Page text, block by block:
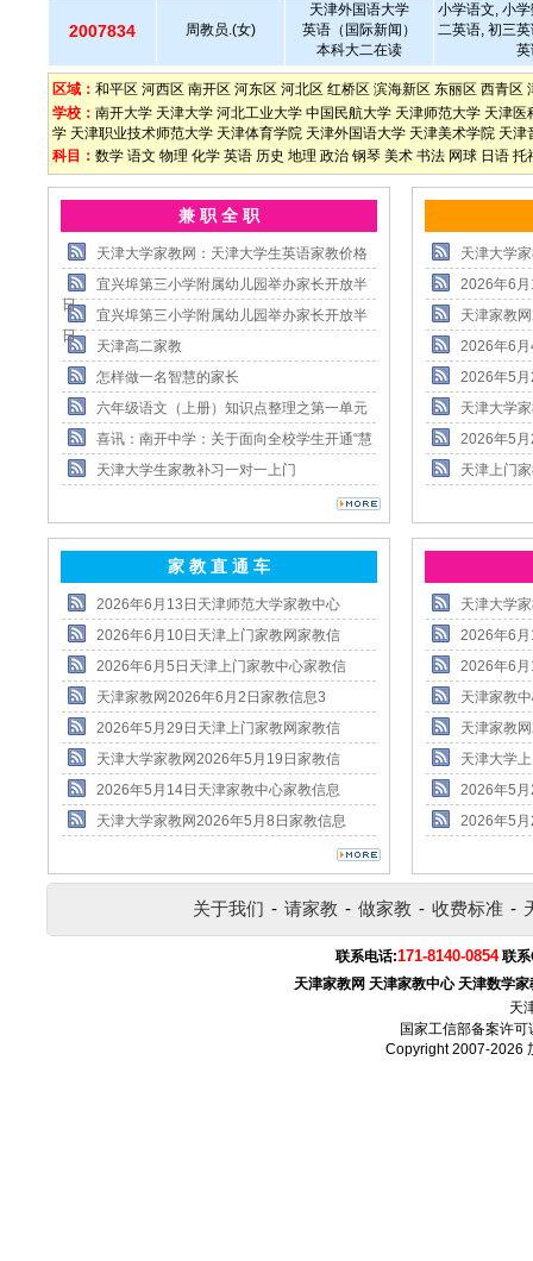
2007834 周教员.(女)
天津外国语大学
英语（国际新闻）
本科大二在读
小学语文, 小
二英语, 初三
区域： 和平区 河西区 南开区 河东区 河北区 红桥区 滨海新区 东丽区 西青区
学校： 南开大学 天津大学 河北工业大学 中国民航大学 天津师范大学 天津医
学 天津职业技术师范大学 天津体育学院 天津外国语大学 天津美术学院 天津
科目： 数学 语文 物理 化学 英语 历史 地理 政治 钢琴 美术 书法 网球 日语 托
兼 职 全 职
天津大学家教网：天津大学生英语家教价格
宜兴埠第三小学附属幼儿园举办家长开放半
日
宜兴埠第三小学附属幼儿园举办家长开放半
日
天津高二家教
怎样做一名智慧的家长
六年级语文（上册）知识点整理之第一单元
喜讯：南开中学：关于面向全校学生开通“慧
天津大学生家教补习一对一上门
天津大学
2026年6
天津家教
2026年6
2026年5
天津大学
2026年5
天津上门
家 教 直 通 车
2026年6月13日天津师范大学家教中心
2026年6月10日天津上门家教网家教信
2026年6月5日天津上门家教中心家教信
天津家教网2026年6月2日家教信息3
2026年5月29日天津上门家教网家教信
天津大学家教网2026年5月19日家教信
2026年5月14日天津家教中心家教信息
天津大学家教网2026年5月8日家教信息
天津大学
2026年6
2026年6
天津家教
天津家教
天津大学
2026年5
2026年5
关于我们 - 请家教 - 做家教 - 收费标准 -
联系电话:171-8140-0854 联
天津家教网 天津家教中心 天津数学家
天
国家工信部备案许可
Copyright 2007-2026